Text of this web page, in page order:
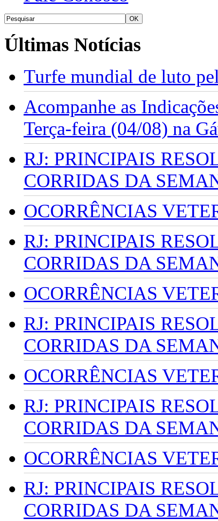
Últimas Notícias
Turfe mundial de luto
Acompanhe as
Terça-feira (04/08) na
RJ: PRINCIPAIS
CORRIDAS DA
OCORRÊNCIAS
RJ: PRINCIPAIS
CORRIDAS DA
OCORRÊNCIAS
RJ: PRINCIPAIS
CORRIDAS DA
OCORRÊNCIAS
RJ: PRINCIPAIS
CORRIDAS DA
OCORRÊNCIAS
RJ: PRINCIPAIS
CORRIDAS DA